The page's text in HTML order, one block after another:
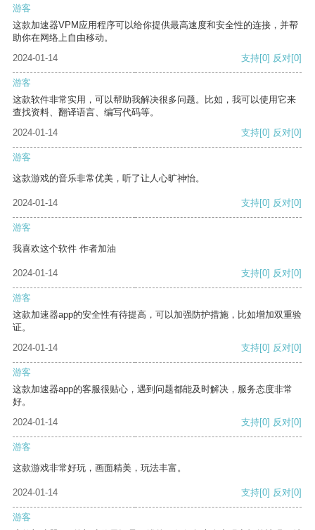
游客
这款加速器VPM应用程序可以给你提供最高速度和安全性的连接，并帮
助你在网络上自由移动。
2024-01-14
支持[0] 反对[0]
游客
这款软件非常实用，可以帮助我解决很多问题。比如，我可以使用它来
查找资料、翻译语言、编写代码等。
2024-01-14
支持[0] 反对[0]
游客
这款游戏的音乐非常优美，听了让人心旷神怡。
2024-01-14 支持[0] 反对[0]
游客
我喜欢这个软件 作者加油
2024-01-14 支持[0] 反对[0]
游客
这款加速器app的安全性有待提高，可以加强防护措施，比如增加双重验
证。
2024-01-14
支持[0] 反对[0]
游客
这款加速器app的客服很贴心，遇到问题都能及时解决，服务态度非常
好。
2024-01-14
支持[0] 反对[0]
游客
这款游戏非常好玩，画面精美，玩法丰富。
2024-01-14 支持[0] 反对[0]
游客